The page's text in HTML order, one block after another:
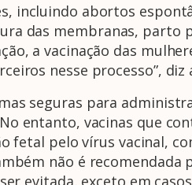
incluindo abortos
das membranas, parto
a vacinação das
nesse processo”, diz
seguras para
entanto, vacinas que
fetal pelo vírus vacinal,
não é
evitada, exceto em